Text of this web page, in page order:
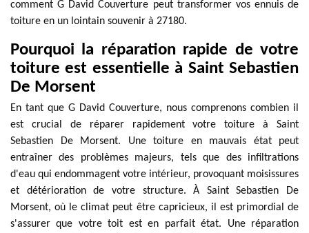
comment G David Couverture peut transformer vos ennuis de
toiture en un lointain souvenir à 27180.
Pourquoi la réparation rapide de votre
toiture est essentielle à Saint Sebastien
De Morsent
En tant que G David Couverture, nous comprenons combien il
est crucial de réparer rapidement votre toiture à Saint
Sebastien De Morsent. Une toiture en mauvais état peut
entraîner des problèmes majeurs, tels que des infiltrations
d'eau qui endommagent votre intérieur, provoquant moisissures
et détérioration de votre structure. À Saint Sebastien De
Morsent, où le climat peut être capricieux, il est primordial de
s'assurer que votre toit est en parfait état. Une réparation